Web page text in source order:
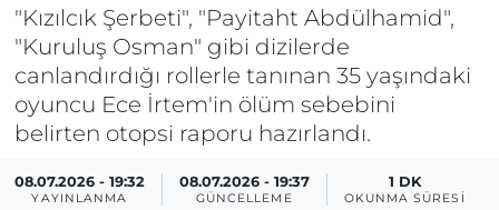
"Kızılcık Şerbeti", "Payitaht Abdülhamid",
"Kuruluş Osman" gibi dizilerde
canlandırdığı rollerle tanınan 35 yaşındaki
oyuncu Ece İrtem'in ölüm sebebini
belirten otopsi raporu hazırlandı.
08.07.2026 - 19:32
YAYINLANMA
08.07.2026 - 19:37
GÜNCELLEME
1 DK
OKUNMA SÜRESI
ÖZEL HABER
Son Dakika Haberleri
Haber Arşivi